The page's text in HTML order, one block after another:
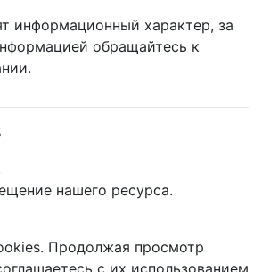
информационный характер, за
обращайтесь к
нашего ресурса.
Продолжая просмотр
с их использованием.